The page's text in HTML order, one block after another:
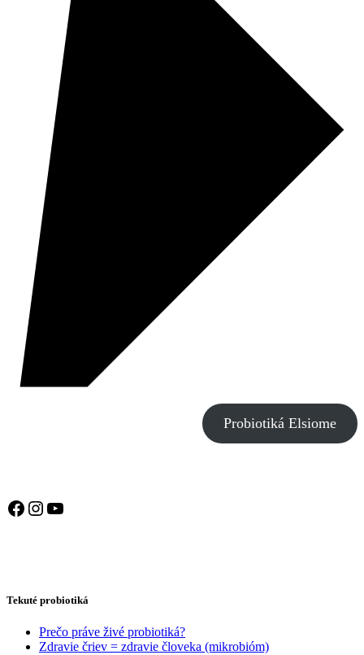
Probiotiká Elsiome
Facebook
Instagram
YouTube
Tekuté probiotiká
Prečo práve živé probiotiká?
Zdravie čriev = zdravie človeka (mikrobióm)